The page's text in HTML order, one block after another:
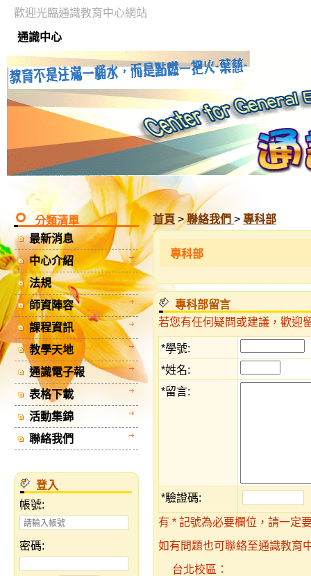
通識中心
歡迎光臨通識教育中心網站
分類清單
最新消息
中心介紹
法規
師資陣容
課程資訊
教學天地
通識電子報
表格下載
活動集錦
聯絡我們
登入
帳號:
密碼:
首頁 >聯絡我們 > 專科部
專科部
專科部留言
若您有任何疑問或建議，歡迎
*學號:
*姓名:
*留言:
*驗證碼:
有 * 記號為必要欄位，請一定
如有問題也可聯絡至通識教育
台北校區：